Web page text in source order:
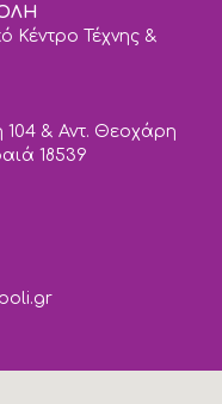
Κέντρο Τέχνης &
104 & Αντ. Θεοχάρη
18539